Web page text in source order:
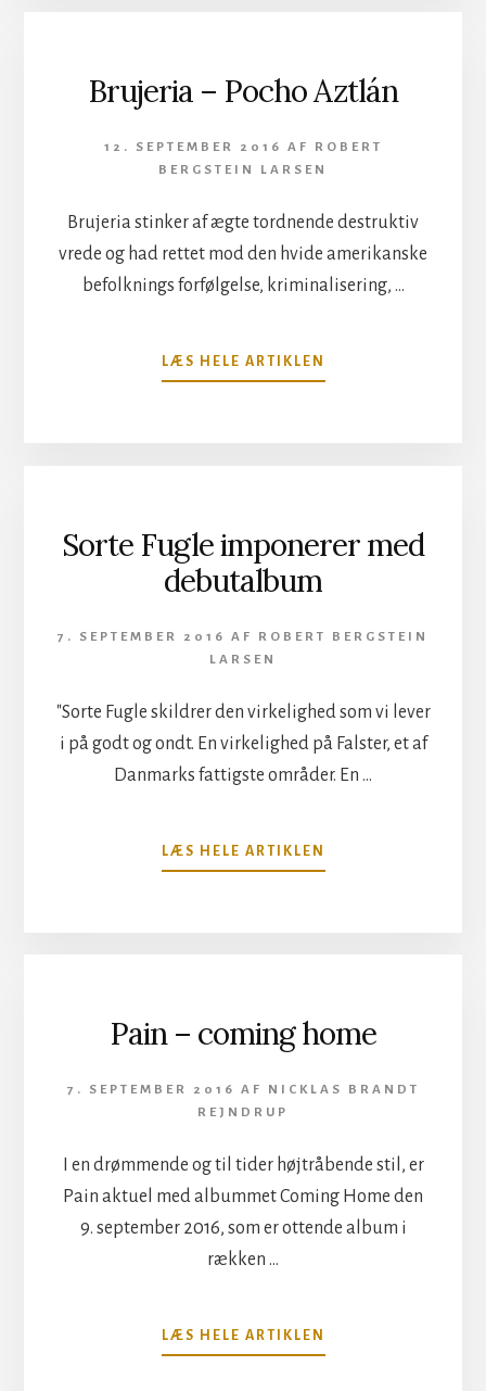
STEFFEN
Brujeria – Pocho Aztlán
12. SEPTEMBER 2016 AF
ROBERT
BERGSTEIN LARSEN
Brujeria stinker af ægte tordnende destruktiv
vrede og had rettet mod den hvide amerikanske
befolknings forfølgelse, kriminalisering, …
LÆS HELE ARTIKLEN
BRUJERIA
Sorte Fugle imponerer med
debutalbum
7. SEPTEMBER 2016 AF ROBERT BERGSTEIN
LARSEN
"Sorte Fugle skildrer den virkelighed som vi lever
i på godt og ondt. En virkelighed på Falster, et af
Danmarks fattigste områder. En …
LÆS HELE ARTIKLEN
SORTE
Pain – coming home
7. SEPTEMBER 2016 AF
NICKLAS BRANDT
REJNDRUP
I en drømmende og til tider højtråbende stil, er
Pain aktuel med albummet Coming Home den
9. september 2016, som er ottende album i
rækken …
LÆS HELE ARTIKLEN
PAIN